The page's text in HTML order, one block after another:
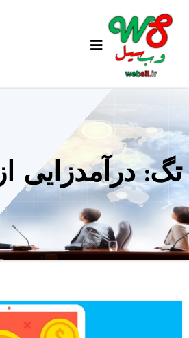
content
تگ: درآمدزایی